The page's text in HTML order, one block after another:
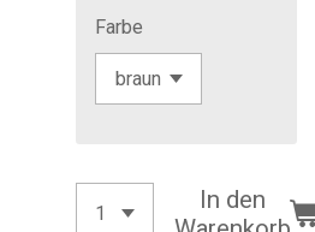
Farbe
In den